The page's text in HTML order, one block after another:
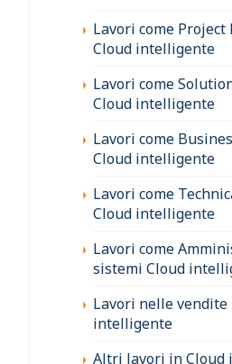
Lavori come
Cloud intelligente
Lavori come
Cloud intelligente
Lavori come
Cloud intelligente
Lavori come
Cloud intelligente
Lavori come
sistemi Cloud
Lavori nelle vendite
intelligente
Altri lavori in Cloud